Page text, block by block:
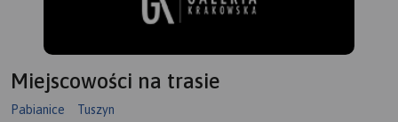
Miejscowości na trasie
Pabianice Tuszyn